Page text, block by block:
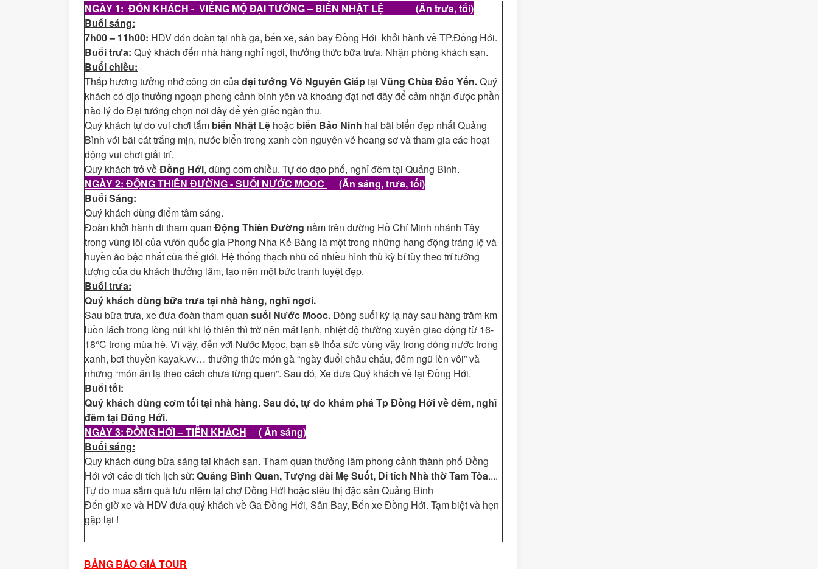
NGÀY 1: ĐÓN KHÁCH - VIẾNG MỘ ĐẠI TƯỚNG – BIỂN NHẬT LỆ (Ăn trưa, tối)
Buổi sáng:
7h00 – 11h00: HDV đón đoàn tại nhà ga, bến xe, sân bay Đồng Hới khởi hành về TP.Đồng Hới.
Buổi trưa: Quý khách đến nhà hàng nghỉ ngơi, thưởng thức bữa trưa. Nhận phòng khách sạn.
Buổi chiều:
Thắp hương tưởng nhớ công ơn củađại tướng Võ Nguyên Giáptại Vũng Chùa Đảo Yến.Quý
khách có dịp thưởng ngoạn phong cảnh bình yên và khoáng đạt nơi đây để cảm nhận được phần
nào lý do Đại tướng chọn nơi đây để yên giấc ngàn thu.
Quý khách tự do vui chơi tắm biển Nhật Lệ hoặc biển Bảo Ninh hai bãi biển đẹp nhất Quảng
Bình với bãi cát trắng mịn, nước biển trong xanh còn nguyên vẻ hoang sơ và tham gia các hoạt
động vui chơi giải trí.
Quý khách trở vềĐồng Hới, dùng cơm chiều. Tự do dạo phố, nghỉ đêm tại Quảng Bình.
NGÀY 2: ĐỘNG THIÊN ĐƯỜNG - SUỐI NƯỚC MOOC
(Ăn sáng, trưa, tối)
Buổi Sáng:
Quý khách dùng điểm tâm sáng.
Đoàn khởi hành đi tham quan Động Thiên Đường nằm trên đường Hồ Chí Minh nhánh Tây
trong vùng lõi của vườn quốc gia Phong Nha Kẻ Bàng là một trong những hang động tráng lệ và
huyền ảo bậc nhất của thế giới. Hệ thống thạch nhũ có nhiều hình thù kỳ bí tùy theo trí tưởng
tượng của du khách thưởng lãm, tạo nên một bức tranh tuyệt đẹp.
Buổi trưa:
Quý khách dùng bữa trưa tại nhà hàng, nghĩ ngơi.
Sau bữa trưa, xe đưa đoàn tham quan suối Nước Mooc. Dòng suối kỳ lạ này sau hàng trăm km
luồn lách trong lòng núi khi lộ thiên thì trở nên mát lạnh, nhiệt độ thường xuyên giao động từ 16-
18°C trong mùa hè. Vì vậy, đến với Nước Mọoc, bạn sẽ thỏa sức vùng vẫy trong dòng nước trong
xanh, bơi thuyền kayak.vv… thưởng thức món gà “ngày đuổi châu chấu, đêm ngũ lèn vôi” và
những “món ăn lạ theo cách chưa từng quen”. Sau đó, Xe đưa Quý khách về lại Đồng Hới.
Buổi tối:
Quý khách dùng cơm tối tại nhà hàng. Sau đó, tự do khám phá Tp Đồng Hới về đêm, nghĩ
đêm tại Đồng Hới.
NGÀY 3: ĐỒNG HỚI – TIỄN KHÁCH
( Ăn sáng)
Buổi sáng:
Quý khách dùng bữa sáng tại khách sạn. Tham quan thưởng lãm phong cảnh thành phố Đồng
Hới với các di tích lịch sử: Quảng Bình Quan, Tượng đài Mẹ Suốt, Di tích Nhà thờ Tam Tòa....
Tự do mua sắm quà lưu niệm tại chợ Đồng Hới hoặc siêu thị đặc sản Quảng Bình
Đến giờ xe và HDV đưa quý khách về Ga Đồng Hới, Sân Bay, Bến xe Đồng Hới. Tạm biệt và hẹn
gặp lại !
BẢNG BÁO GIÁ TOUR